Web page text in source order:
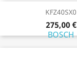
KFZ40SX0
275,00 €
BOSCH